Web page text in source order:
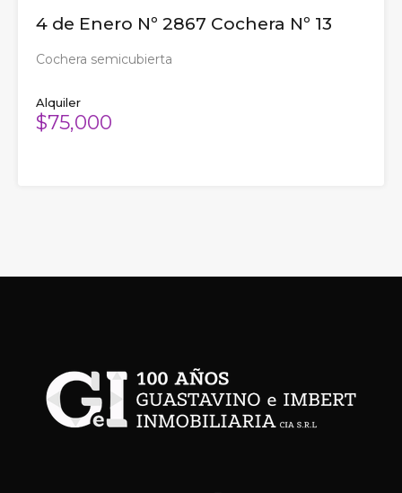
4 de Enero Nº 2867 Cochera Nº 13
Cochera semicubierta
Alquiler
$75,000